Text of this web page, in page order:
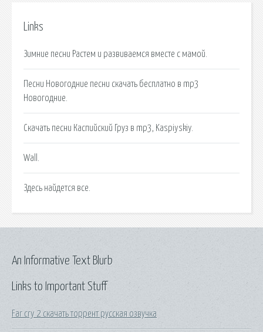
Links
Зимние песни Растем и развиваемся вместе с мамой.
Песни Новогодние песни скачать бесплатно в mp3
Новогодние.
Скачать песни Каспийский Груз в mp3, Kaspiyskiy.
Wall.
Здесь найдется все.
Links to Important Stuff
Far cry 2 скачать торрент русская озвучка
An Informative Text Blurb